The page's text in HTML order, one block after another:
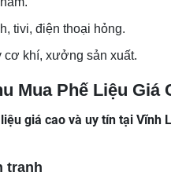
tivi, điện thoại hỏng.
cơ khí, xưởng sản xuất.
Mua Phế Liệu Giá
giá cao và uy tín tại Vĩnh
tranh